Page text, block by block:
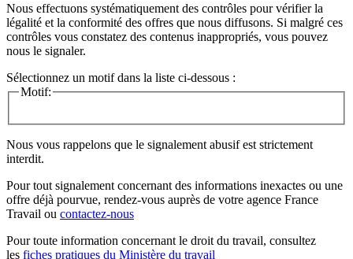
Nous effectuons systématiquement des contrôles pour vérifier la
légalité et la conformité des offres que nous diffusons. Si malgré ces
contrôles vous constatez des contenus inappropriés, vous pouvez
nous le signaler.
Sélectionnez un motif dans la liste ci-dessous :
Motif:
Nous vous rappelons que le signalement abusif est strictement
interdit.
Pour tout signalement concernant des informations inexactes ou une
offre déjà pourvue, rendez-vous auprès de votre agence France
Travail ou contactez-nous
Pour toute information concernant le droit du travail, consultez
les fiches pratiques du Ministère du travail